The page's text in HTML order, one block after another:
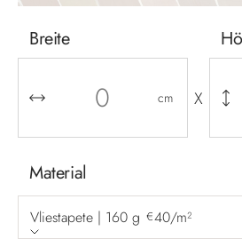
Breite
cm X
Material
Vliestapete | 160 g €40/m²